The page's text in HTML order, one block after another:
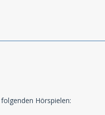
Hörspielen: